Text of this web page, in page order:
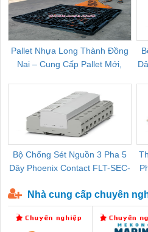
Pallet Nhựa Long Thành Đồng
Nai – Cung Cấp Pallet Mới,
Bộ Chống Sét Nguồn 3 Pha 5
Dây Phoenix Contact FLT-SEC-
Nhà cung cấp chuyên